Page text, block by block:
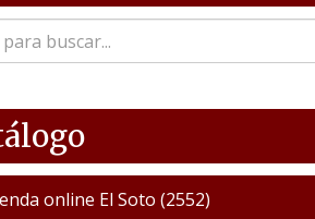
online El Soto (2552)